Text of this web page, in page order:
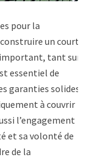
pour la
un court
tant sur
essentiel de
garanties solides.
à couvrir
l’engagement
et sa volonté de
de la